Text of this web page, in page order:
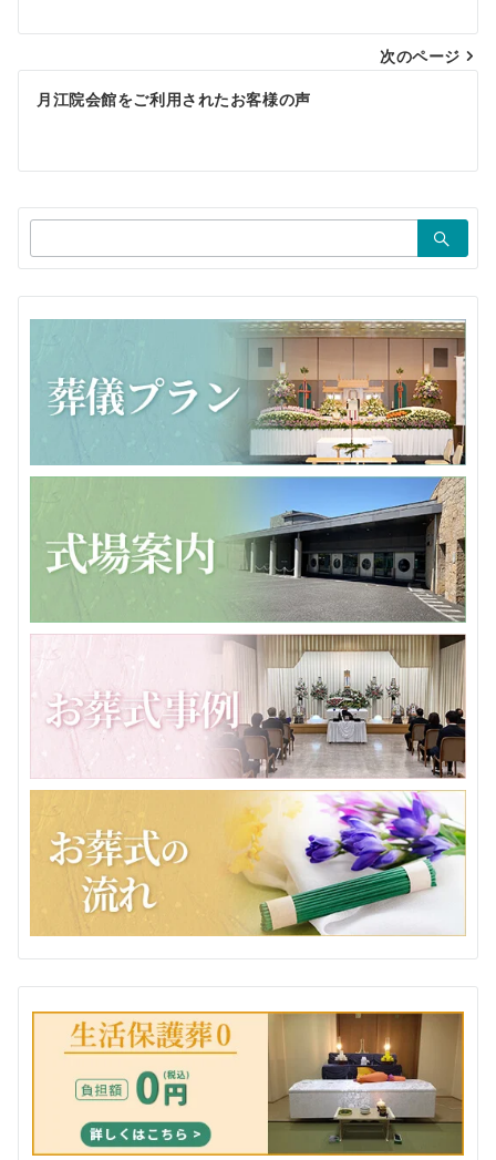
ナ
ビ
ゲ
シ
ョ
ン
次のページ
月江院会館をご利用されたお客様の声
索：